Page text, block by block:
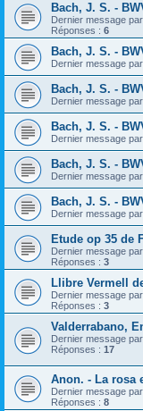
Bach, J. S. -
Dernier message par
Réponses : 6
Bach, J. S. -
Dernier message par
Bach, J. S. -
Dernier message par
Bach, J. S. -
Dernier message par
Bach, J. S. -
Dernier message par
Bach, J. S. -
Dernier message par
Etude op 35 de
Dernier message par
Réponses : 3
Llibre Vermell
Dernier message par
Réponses : 3
Valderrabano,
Dernier message par
Réponses : 17
Anon. - La rosa
Dernier message par
Réponses : 8